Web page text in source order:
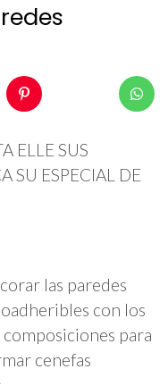
ELLE SUS
SU ESPECIAL DE
las paredes
con los
para
cenefas